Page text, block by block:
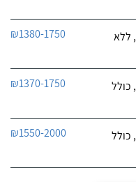
ללא
₪1380-1750
כולל
₪1370-1750
כולל
₪1550-2000